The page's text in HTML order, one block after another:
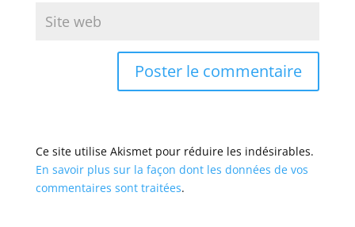
Ce site utilise Akismet pour réduire les indésirables.
En savoir plus sur la façon dont les données de vos
commentaires sont traitées.